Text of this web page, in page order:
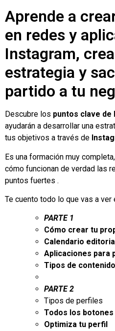
Aprende a
en redes y
Instagram,
estrategia y
partido a tu
Descubre los puntos clave de
ayudarán a desarrollar una
tus objetivos a través de
Es una formación muy
cómo funcionan de verdad las
puntos fuertes .
Te cuento todo lo que vas a ver
PARTE 1
Cómo crear tu
Calendario editorial
Aplicaciones para
Tipos de
PARTE 2
Tipos de perfiles
Todos los
Optimiza tu perfil